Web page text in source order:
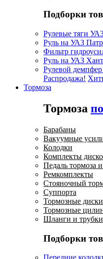
Подборки
Рулевые тяги
Руль на УАЗ
Фильтр
Руль на УАЗ
Рулевой
Распродажа!
Тормоза
Тормоза
Барабаны
Вакуумные
Колодки
Комплекты
Педаль тормоза
Ремкомплекты
Стояночный
Суппорта
Тормозные диски
Тормозные
Шланги и трубки
Подборки